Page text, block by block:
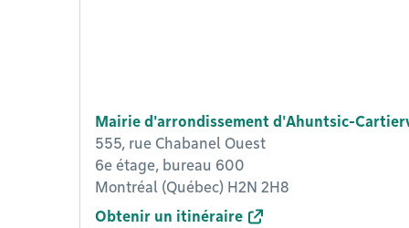
Mairie d'arrondissement d'Ahuntsic-
555, rue Chabanel Ouest
6e étage, bureau 600
Montréal (Québec) H2N 2H8
Obtenir un itinéraire